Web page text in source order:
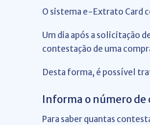
O sistema e-Extrato Card
Um dia após a solicitação
contestação de uma
Desta forma, é possível
Informa o número de
Para saber quantas